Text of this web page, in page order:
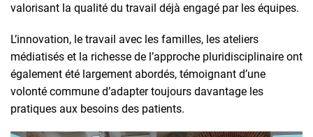
valorisant la qualité du travail déjà engagé par les équipes.
L’innovation, le travail avec les familles, les ateliers
médiatisés et la richesse de l’approche pluridisciplinaire ont
également été largement abordés, témoignant d’une
volonté commune d’adapter toujours davantage les
pratiques aux besoins des patients.